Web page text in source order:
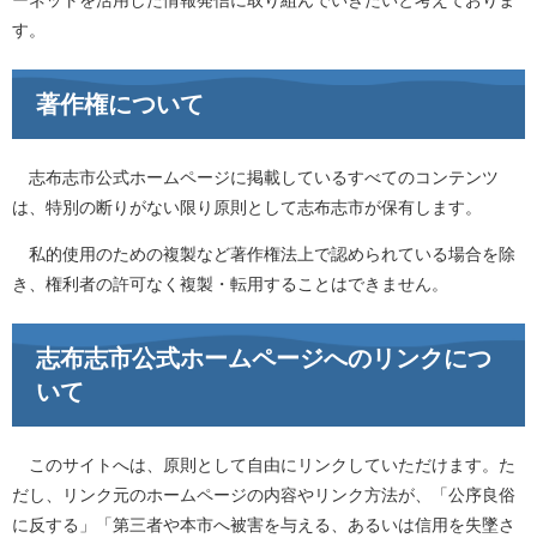
す。
著作権について
志布志市公式ホームページに掲載しているすべてのコンテンツ
は、特別の断りがない限り原則として志布志市が保有します。
私的使用のための複製など著作権法上で認められている場合を除
き、権利者の許可なく複製・転用することはできません。
志布志市公式ホームページへのリンクにつ
いて
このサイトへは、原則として自由にリンクしていただけます。た
だし、リンク元のホームページの内容やリンク方法が、「公序良俗
に反する」「第三者や本市へ被害を与える、あるいは信用を失墜さ